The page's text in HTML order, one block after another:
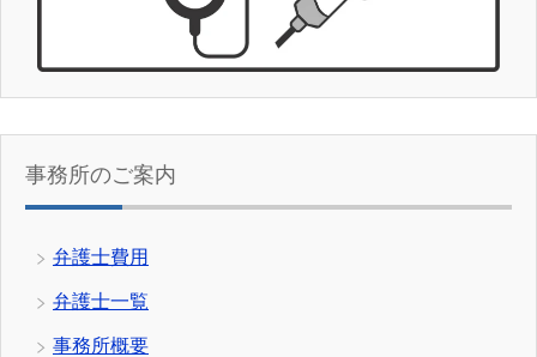
事務所のご案内
弁護士費用
弁護士一覧
事務所概要